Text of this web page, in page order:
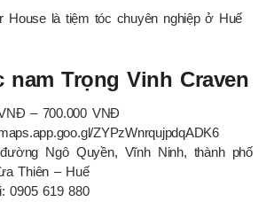
House là tiệm tóc chuyên nghiệp ở Huế
nam Trọng Vinh Craven
– 700.000 VNĐ
ZYPzWnrqujpdqADK6
Ngô Quyền, Vĩnh Ninh, thành phố
Thiên – Huế
0905 619 880